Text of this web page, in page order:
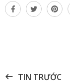
TIN TRƯỚC